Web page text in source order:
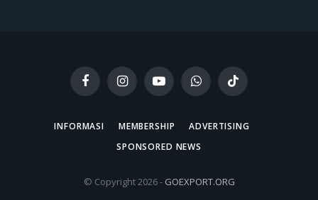
FacebookInstagramYouTubeWhatsAppTikTok
INFORMASI MEMBERSHIP
ADVERTISING
SPONSORED NEWS
© Copyright 2026 - GOEXPORT.ORG